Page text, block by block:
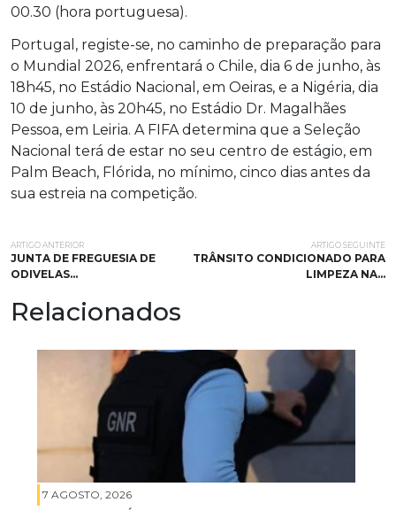
00.30 (hora portuguesa).
Portugal, registe-se, no caminho de preparação para
o Mundial 2026, enfrentará o Chile, dia 6 de junho, às
18h45, no Estádio Nacional, em Oeiras, e a Nigéria, dia
10 de junho, às 20h45, no Estádio Dr. Magalhães
Pessoa, em Leiria. A FIFA determina que a Seleção
Nacional terá de estar no seu centro de estágio, em
Palm Beach, Flórida, no mínimo, cinco dias antes da
sua estreia na competição.
ARTIGO ANTERIOR
JUNTA DE FREGUESIA DE
ODIVELAS…
ARTIGO SEGUINTE
TRÂNSITO CONDICIONADO PARA
LIMPEZA NA…
Relacionados
7 AGOSTO, 2026